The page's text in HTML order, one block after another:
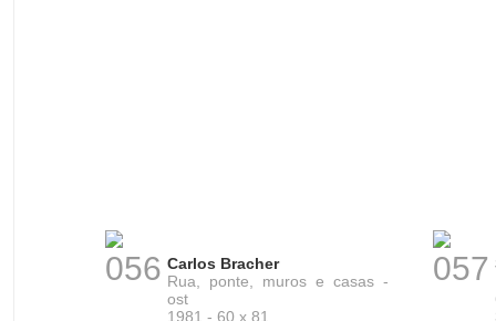
056 Carlos Bracher
Rua, ponte, muros e casas -
ost
1981 - 60 x 81
057